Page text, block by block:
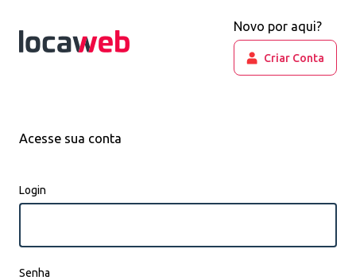
Acesse sua conta
Login
Senha
Novo por aqui?
Criar Conta